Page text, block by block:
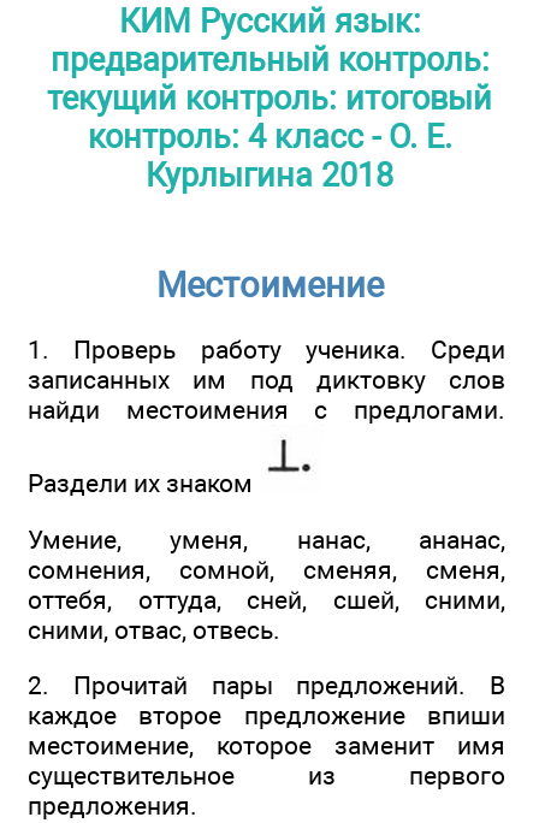
КИМ Русский язык:
предварительный контроль:
текущий контроль: итоговый
контроль: 4 класс - О. Е.
Курлыгина 2018
Местоимение
1. Проверь работу ученика. Среди
записанных им под диктовку слов
найди местоимения с предлогами.
Раздели их знаком
Умение, уменя, нанас, ананас,
сомнения, сомной, сменяя, сменя,
оттебя, оттуда, сней, сшей, сними,
сними, отвас, отвесь.
2. Прочитай пары предложений. В
каждое второе предложение впиши
местоимение, которое заменит имя
существительное из первого
предложения.